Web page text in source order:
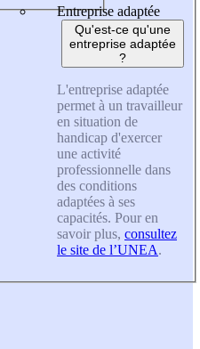
Entreprise adaptée
Qu'est-ce qu'une
entreprise adaptée
?
L'entreprise adaptée
permet à un travailleur
en situation de
handicap d'exercer
une activité
professionnelle dans
des conditions
adaptées à ses
capacités. Pour en
savoir plus, consultez
le site de l’UNEA.